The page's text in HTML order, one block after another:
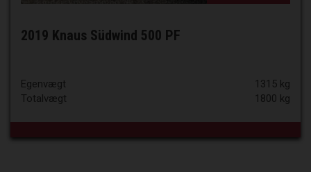
2019 Knaus Südwind 500 PF
Egenvægt
1315 kg
Totalvægt
1800 kg